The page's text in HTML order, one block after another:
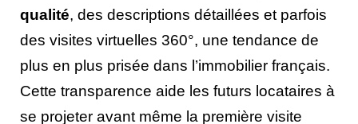
qualité, des descriptions détaillées et parfois
des visites virtuelles 360°, une tendance de
plus en plus prisée dans l’immobilier français.
Cette transparence aide les futurs locataires à
se projeter avant même la première visite